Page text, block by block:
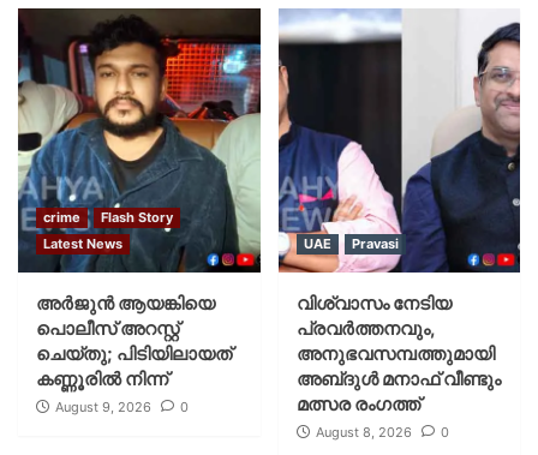
crime
Flash Story
Latest News
അർജുൻ ആയങ്കിയെ
പൊലീസ് അറസ്റ്റ്
ചെയ്‌തു; പിടിയിലായത്
കണ്ണൂരിൽ നിന്ന്
August 9, 2026 0
UAE Pravasi
വിശ്വാസം നേടിയ
പ്രവർത്തനവും,
അനുഭവസമ്പത്തുമായി
അബ്‌ദുൾ മനാഫ് വീണ്ടും
മത്സര രംഗത്ത്
August 8, 2026 0